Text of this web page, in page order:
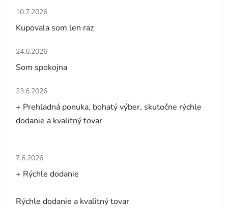
Hodnotenie obchodu je 5 z 5 hviezdičiek.
10.7.2026
Kupovala som len raz
Hodnotenie obchodu je 5 z 5 hviezdičiek.
24.6.2026
Som spokojna
Hodnotenie obchodu je 5 z 5 hviezdičiek.
23.6.2026
+ Prehľadná ponuka, bohatý výber, skutočne rýchle
dodanie a kvalitný tovar
Hodnotenie obchodu je 5 z 5 hviezdičiek.
7.6.2026
+ Rýchle dodanie
Rýchle dodanie a kvalitný tovar